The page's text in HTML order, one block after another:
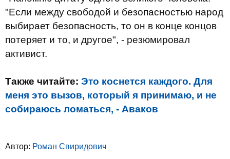
"Если между свободой и безопасностью народ
выбирает безопасность, то он в конце концов
потеряет и то, и другое", - резюмировал
активист.
Также читайте: Это коснется каждого. Для
меня это вызов, который я принимаю, и не
собираюсь ломаться, - Аваков
Автор: Роман Свиридович